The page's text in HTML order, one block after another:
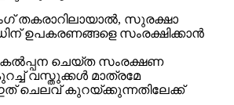
തകരാറിലായാൽ, സുരക്ഷാ
ഉപകരണങ്ങളെ സംരക്ഷിക്കാൻ
ചെയ്ത സംരക്ഷണ
വസ്തുക്കൾ മാത്രമേ
ചെലവ് കുറയ്ക്കുന്നതിലേക്ക്